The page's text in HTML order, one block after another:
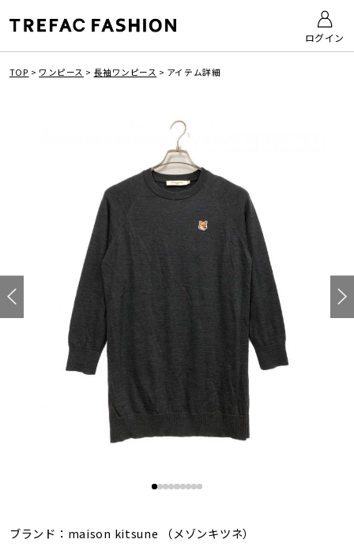
ログイン
TOP > ワンピース > 長袖ワンピース > アイテム詳細
ブランド： maison kitsune （メゾンキツネ）